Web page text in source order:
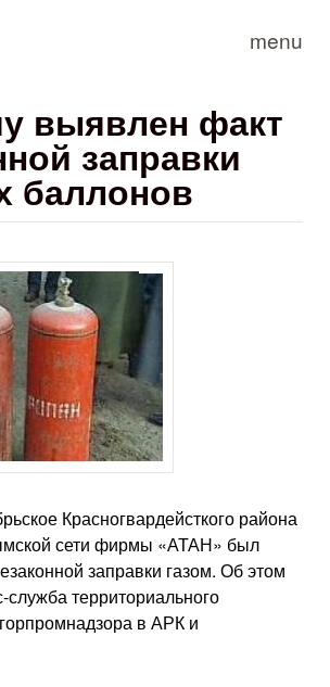
menu
выявлен факт
заправки
баллонов
Красногвардейсткого района
сети фирмы «АТАН» был
заправки газом. Об этом
территориального
в АРК и